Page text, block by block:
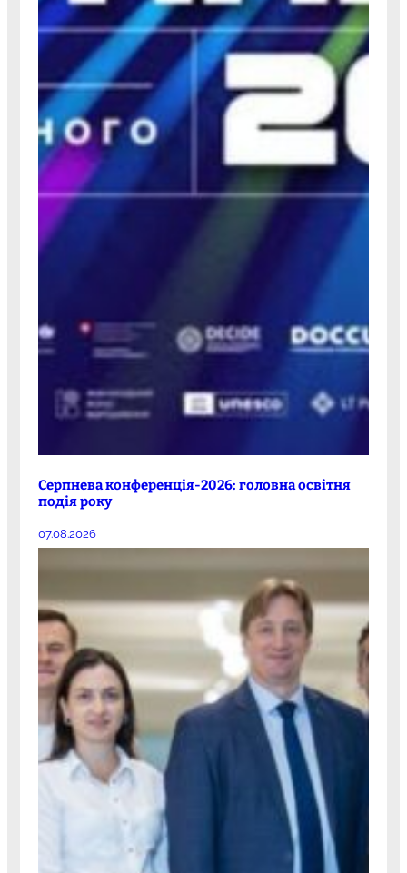
Серпнева конференція-2026: головна освітня
подія року
07.08.2026